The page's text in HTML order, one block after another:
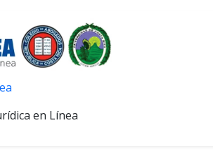
en Línea